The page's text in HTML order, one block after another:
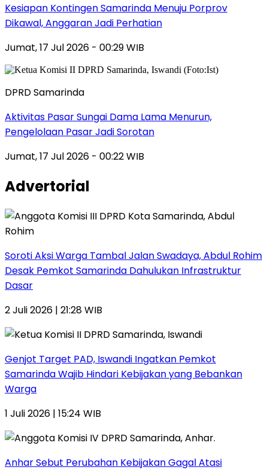
Kesiapan Kontingen Samarinda Menuju Porprov
Dikawal, Anggaran Jadi Perhatian
Jumat, 17 Jul 2026 - 00:29 WIB
DPRD Samarinda
Aktivitas Pasar Sungai Dama Lama Menurun,
Pengelolaan Pasar Jadi Sorotan
Jumat, 17 Jul 2026 - 00:22 WIB
Advertorial
Soroti Aksi Warga Tambal Jalan Swadaya, Abdul Rohim
Desak Pemkot Samarinda Dahulukan Infrastruktur
Dasar
2 Juli 2026 | 21:28 WIB
Genjot Target PAD, Iswandi Ingatkan Pemkot
Samarinda Wajib Hindari Kebijakan yang Bebankan
Warga
1 Juli 2026 | 15:24 WIB
Anhar Sebut Perubahan Kebijakan Gagal Atasi